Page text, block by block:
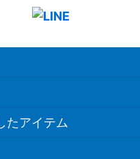
たアイテム